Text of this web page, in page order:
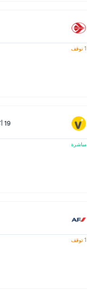
1 توقف
19 أكتـ 2026
مباشرة
1 توقف